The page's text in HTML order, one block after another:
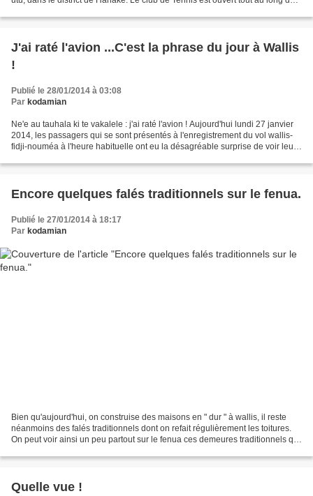
J'ai raté l'avion ...C'est la phrase du jour à Wallis
!
Publié le 28/01/2014 à 03:08
Par kodamian
Ne'e au tauhala ki te vakalele : j'ai raté l'avion ! Aujourd'hui lundi 27 janvier
2014, les passagers qui se sont présentés à l'enregistrement du vol wallis-
fidji-nouméa à l'heure habituelle ont eu la désagréable surprise de voir leur
Encore quelques falés traditionnels sur le fenua.
Publié le 27/01/2014 à 18:17
Par kodamian
Bien qu'aujourd'hui, on construise des maisons en " dur " à wallis, il reste
néanmoins des falés traditionnels dont on refait régulièrement les toitures.
On peut voir ainsi un peu partout sur le fenua ces demeures traditionnels qui
Quelle vue !